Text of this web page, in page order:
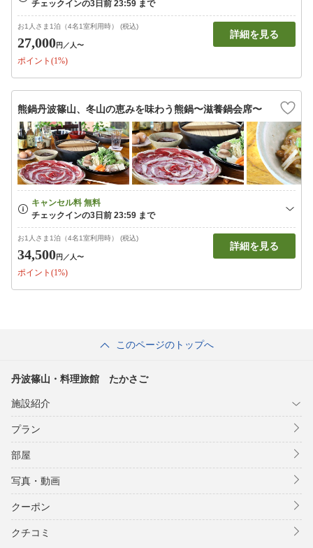
お1人さま1泊（4名1室利用時） (税込)
27,000円 ／人〜
ポイント(1%)
詳細を見る
熊鍋丹波篠山、冬山の恵みを味わう熊鍋〜滋養鍋会席〜
お1人さま1泊（4名1室利用時） (税込)
34,500円 ／人〜
ポイント(1%)
詳細を見る
このページのトップへ
丹波篠山・料理旅館 たかさご
施設紹介
プラン
部屋
写真・動画
クーポン
クチコミ